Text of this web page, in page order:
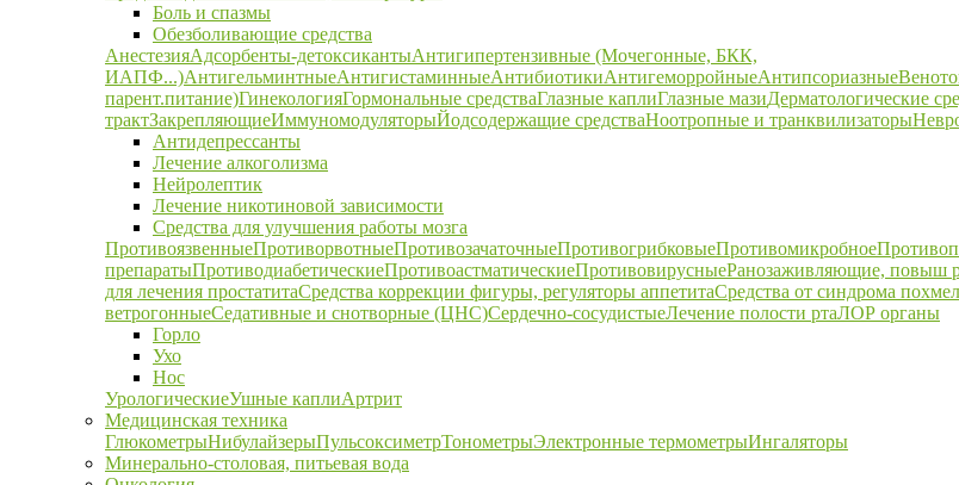
Боль и спазмы
Обезболивающие средства
АнестезияАдсорбенты-детоксикантыАнтигипертензивные (Мочегонные, БКК,
ИАПФ...)АнтигельминтныеАнтигистаминныеАнтибиотикиАнтигеморройныеАнтипсориазные
парент.питание)ГинекологияГормональные средстваГлазные каплиГлазные мазиДерматологические
трактЗакрепляющиеИммуномодуляторыЙодсодержащие средстваНоотропные и транквилизаторы
Антидепрессанты
Лечение алкоголизма
Нейролептик
Лечение никотиновой зависимости
Средства для улучшения работы мозга
ПротивоязвенныеПротиворвотныеПротивозачаточныеПротивогрибковыеПротивомикробное
препаратыПротиводиабетическиеПротивоастматическиеПротивовирусныеРанозаживляющие, повыш
для лечения простатитаСредства коррекции фигуры, регуляторы аппетитаСредства от синдрома
ветрогонныеСедативные и снотворные (ЦНС)Сердечно-сосудистыеЛечение полости ртаЛОР органы
Горло
Ухо
Нос
УрологическиеУшные каплиАртрит
Медицинская техника
ГлюкометрыНибулайзерыПульсоксиметрТонометрыЭлектронные термометрыИнгаляторы
Минерально-столовая, питьевая вода